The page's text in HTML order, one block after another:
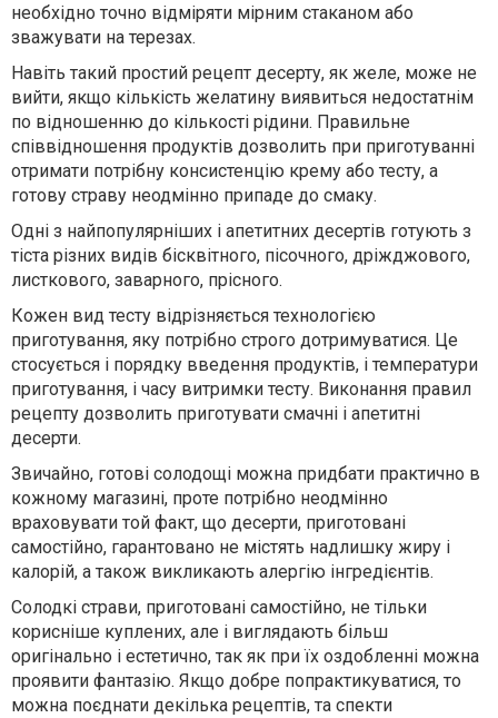
необхідно точно відміряти мірним стаканом або
зважувати на терезах.
Навіть такий простий рецепт десерту, як желе, може не
вийти, якщо кількість желатину виявиться недостатнім
по відношенню до кількості рідини. Правильне
співвідношення продуктів дозволить при приготуванні
отримати потрібну консистенцію крему або тесту, а
готову страву неодмінно припаде до смаку.
Одні з найпопулярніших і апетитних десертів готують з
тіста різних видів бісквітного, пісочного, дріжджового,
листкового, заварного, прісного.
Кожен вид тесту відрізняється технологією
приготування, яку потрібно строго дотримуватися. Це
стосується і порядку введення продуктів, і температури
приготування, і часу витримки тесту. Виконання правил
рецепту дозволить приготувати смачні і апетитні
десерти.
Звичайно, готові солодощі можна придбати практично в
кожному магазині, проте потрібно неодмінно
враховувати той факт, що десерти, приготовані
самостійно, гарантовано не містять надлишку жиру і
калорій, а також викликають алергію інгредієнтів.
Солодкі страви, приготовані самостійно, не тільки
корисніше куплених, але і виглядають більш
оригінально і естетично, так як при їх оздобленні можна
проявити фантазію. Якщо добре попрактикуватися, то
можна поєднати декілька рецептів, та спекти